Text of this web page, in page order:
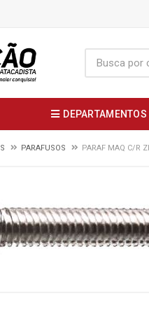
DEPARTAMENTOS
PARAFUSOS PARAF MAQ C/R